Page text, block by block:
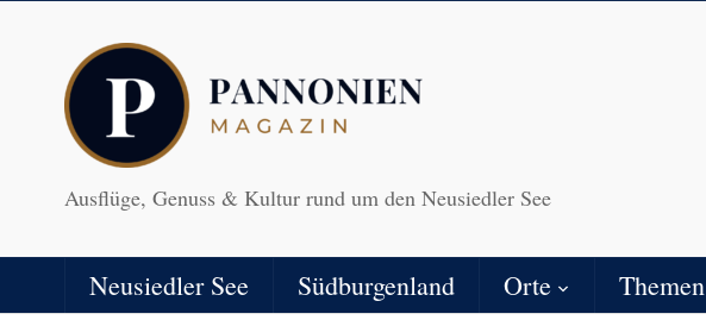
Ausflüge, Genuss & Kultur rund um den Neusiedler See
Neusiedler See Südburgenland Orte Themen